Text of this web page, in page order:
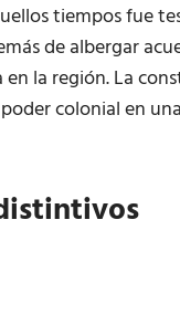
tiempos fue
de albergar
la región. La
colonial en